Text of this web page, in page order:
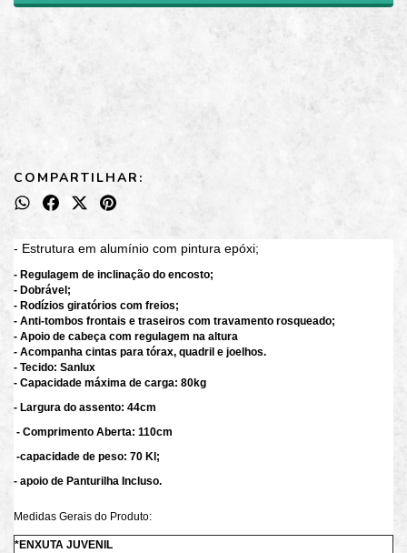
COMPARTILHAR:
- Estrutura em alumínio com pintura epóxi;
- Regulagem de inclinação do encosto;
- Dobrável;
- Rodízios giratórios com freios;
- Anti-tombos frontais e traseiros com travamento rosqueado;
- Apoio de cabeça com regulagem na altura
- Acompanha cintas para tórax, quadril e joelhos.
- Tecido: Sanlux
- Capacidade máxima de carga: 80kg
- Largura do assento: 44cm
- Comprimento Aberta: 110cm
-capacidade de peso: 70 Kl;
- apoio de Panturilha Incluso.
Medidas Gerais do Produto:
*ENXUTA JUVENIL